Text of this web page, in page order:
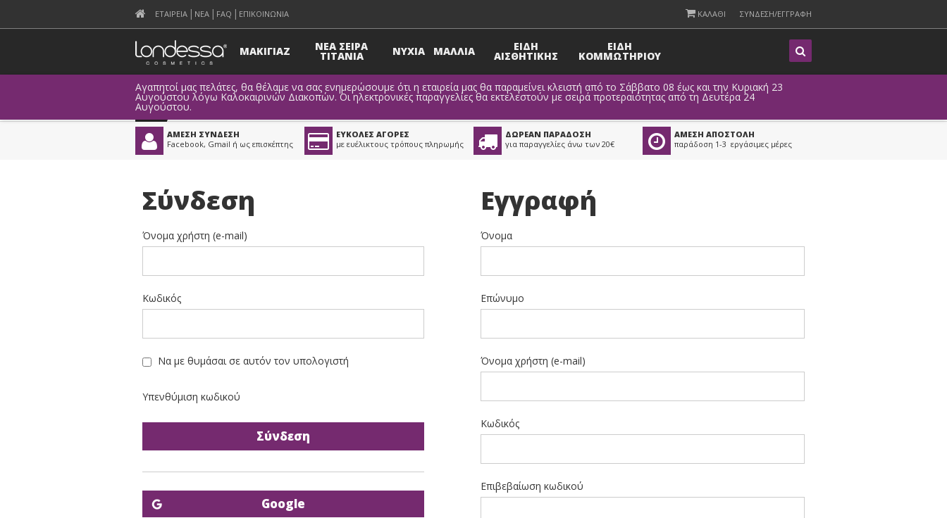
ΕΤΑΙΡΕΙΑ ΝΕΑ FAQ ΕΠΙΚΟΙΝΩΝΙΑ ΚΑΛΑΘΙ ΣΥΝΔΕΣΗ/ΕΓΓΡΑΦΗ
ΜΑΚΙΓΙΑΖ ΝΕΑ ΣΕΙΡΑ
TITANIA ΝΥΧΙΑ ΜΑΛΛΙΑ ΕΙΔΗ
ΑΙΣΘΗΤΙΚΗΣ
ΕΙΔΗ
ΚΟΜΜΩΤΗΡΙΟΥ
Αγαπητοί μας πελάτες, θα θέλαμε να σας ενημερώσουμε ότι η εταιρεία μας θα παραμείνει κλειστή από το Σάββατο 08 έως και την Κυριακή 23
Αυγούστου λόγω Καλοκαιρινών Διακοπών. Οι ηλεκτρονικές παραγγελίες θα εκτελεστούν με σειρά προτεραιότητας από τη Δευτέρα 24
Αυγούστου.
ΑΜΕΣΗ ΣΥΝΔΕΣΗ
Facebook, Gmail ή ως επισκέπτης
ΕΥΚΟΛΕΣ ΑΓΟΡΕΣ
με ευέλικτους τρόπους πληρωμής
ΔΩΡΕΑΝ ΠΑΡΑΔΟΣΗ
για παραγγελίες άνω των 20€
ΑΜΕΣΗ ΑΠΟΣΤΟΛΗ
παράδοση 1-3 εργάσιμες μέρες
Σύνδεση
Όνομα χρήστη (e-mail)
Κωδικός
Να με θυμάσαι σε αυτόν τον υπολογιστή
Υπενθύμιση κωδικού
Google
Εγγραφή
Όνομα
Επώνυμο
Όνομα χρήστη (e-mail)
Κωδικός
Επιβεβαίωση κωδικού